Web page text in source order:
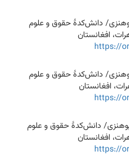
پوهنزی/ دانش‌کدۀ حقوق و علوم
افغانستان
https://
پوهنزی/ دانش‌کدۀ حقوق و علوم
افغانستان
https://
پوهنزی/ دانش‌کدۀ حقوق و علوم
افغانستان
https://